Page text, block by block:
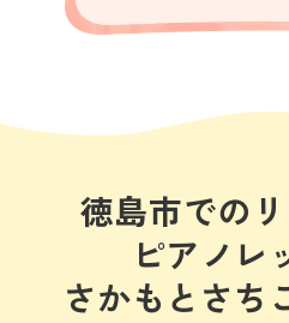
徳島市での
ピアノレ
さかもとさち